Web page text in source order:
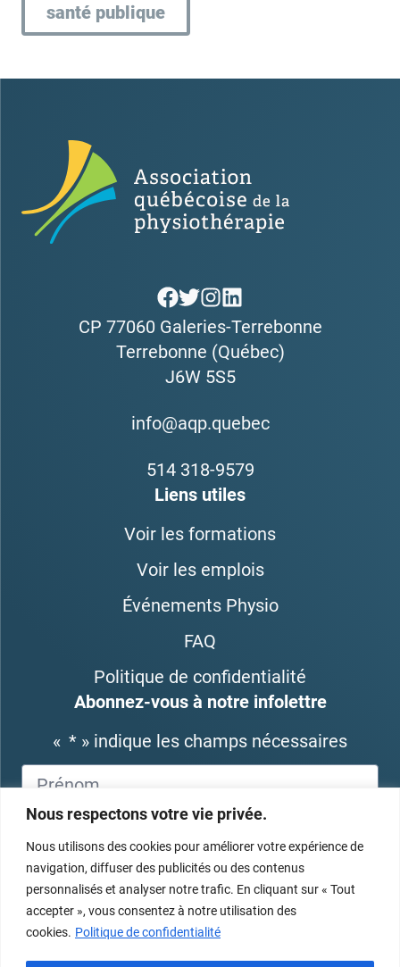
Nous respectons votre vie privée.
Nous utilisons des cookies pour améliorer votre expérience de
navigation, diffuser des publicités ou des contenus
personnalisés et analyser notre trafic. En cliquant sur « Tout
accepter », vous consentez à notre utilisation des
cookies. Politique de confidentialité
santé publique
CP 77060 Galeries-Terrebonne
Terrebonne (Québec)
J6W 5S5
info@aqp.quebec
514 318-9579
Liens utiles
Voir les formations
Voir les emplois
Événements Physio
FAQ
Politique de confidentialité
Abonnez-vous à notre infolettre
« * » indique les champs nécessaires